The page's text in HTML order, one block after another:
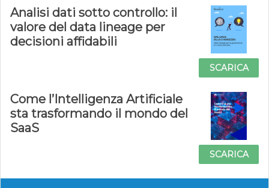
Analisi dati sotto controllo: il
valore del data lineage per
decisioni affidabili
SCARICA
Come l’Intelligenza Artificiale
sta trasformando il mondo del
SaaS
SCARICA